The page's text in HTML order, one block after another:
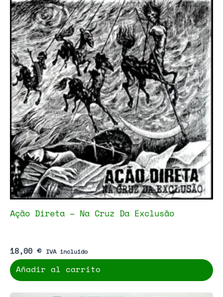
Ação Direta – Na Cruz Da Exclusão
18,00 € IVA incluido
Añadir al carrito